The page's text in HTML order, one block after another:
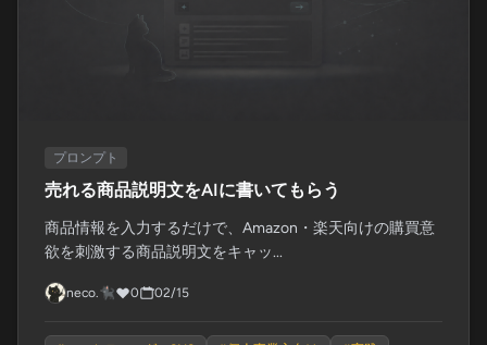
プロンプト
売れる商品説明文をAIに書いてもらう
商品情報を入力するだけで、Amazon・楽天向けの購買意
欲を刺激する商品説明文をキャッ...
neco.🐈‍⬛ 0 02/15